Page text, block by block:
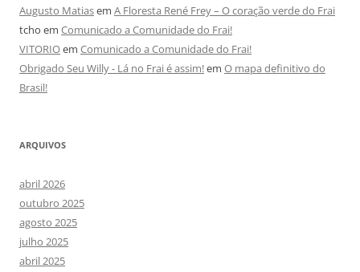
Augusto Matiasem A Floresta René Frey – O coração verde do Frai
tcho em Comunicado a Comunidade do Frai!
VITORIOem Comunicado a Comunidade do Frai!
Obrigado Seu Willy - Lá no Frai é assim!em O mapa definitivo do
Brasil!
ARQUIVOS
abril 2026
outubro 2025
agosto 2025
julho 2025
abril 2025